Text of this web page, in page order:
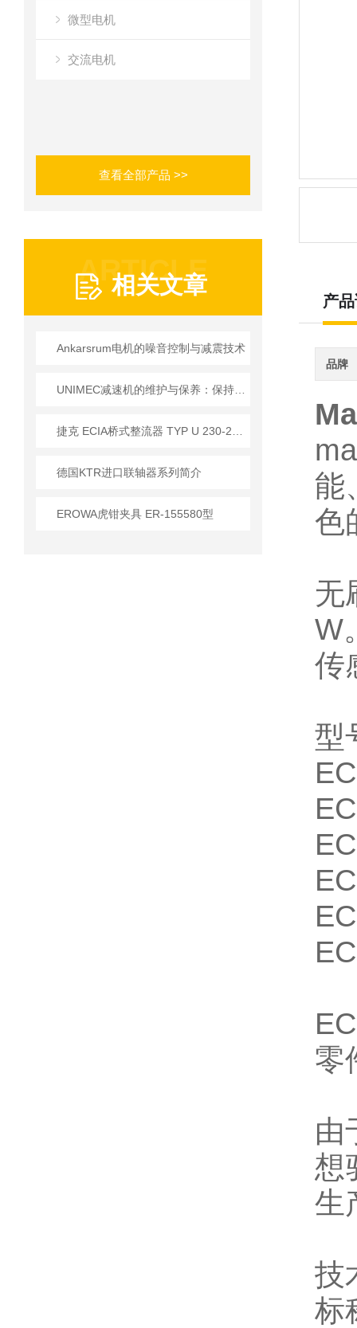
微型电机
交流电机
查看全部产品 >>
ARTICLE
相关文章
Ankarsrum电机的噪音控制与减震技术
德国KTR进口联轴器系列简介
EROWA虎钳夹具 ER-155580型
产
品牌
能
色
无
W
传
型
零
由
想
生
技
标